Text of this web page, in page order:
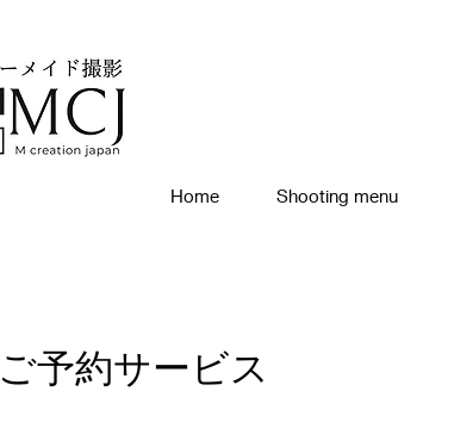
Home Shooting menu
ご予約サービス